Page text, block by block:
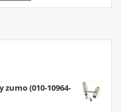
(010-10964-